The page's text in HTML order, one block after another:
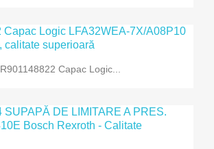
R901148822 Capac Logic...